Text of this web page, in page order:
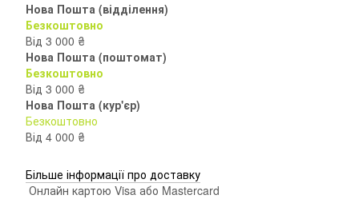
Нова Пошта (відділення)
Безкоштовно
Від 3 000 ₴
Нова Пошта (поштомат)
Безкоштовно
Від 3 000 ₴
Нова Пошта (кур'єр)
Безкоштовно
Від 4 000 ₴
Більше інформації про доставку
Онлайн картою Visa або Mastercard